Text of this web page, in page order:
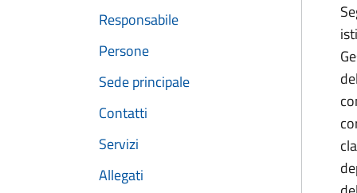
Responsabile
Persone
Sede principale
Contatti
Servizi
Allegati